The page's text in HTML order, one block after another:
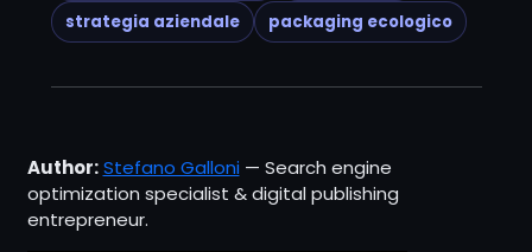
strategia aziendale
packaging ecologico
Author: Stefano Galloni— Search engine
optimization specialist & digital publishing
entrepreneur.